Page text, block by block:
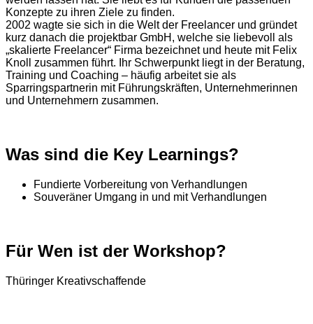
Konzepte zu ihren Ziele zu finden.
2002 wagte sie sich in die Welt der Freelancer und gründet
kurz danach die projektbar GmbH, welche sie liebevoll als
„skalierte Freelancer“ Firma bezeichnet und heute mit Felix
Knoll zusammen führt. Ihr Schwerpunkt liegt in der Beratung,
Training und Coaching – häufig arbeitet sie als
Sparringspartnerin mit Führungskräften, Unternehmerinnen
und Unternehmern zusammen.
Was sind die Key Learnings?
Fundierte Vorbereitung von Verhandlungen
Souveräner Umgang in und mit Verhandlungen
Für Wen ist der Workshop?
Thüringer Kreativschaffende